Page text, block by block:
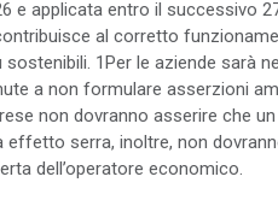
e applicata entro il successivo
al corretto
1Per le aziende sarà
a non formulare asserzioni
non dovranno asserire che
serra, inoltre, non
dell’operatore economico.